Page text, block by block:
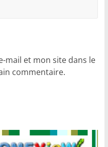
mail et mon site dans le
commentaire.